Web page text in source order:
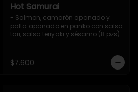
Hot Samurai
- Salmon, camarón apanado y
palta apanado en panko con salsa
tari, salsa teriyaki y sésamo (8 pzs).
$7.600